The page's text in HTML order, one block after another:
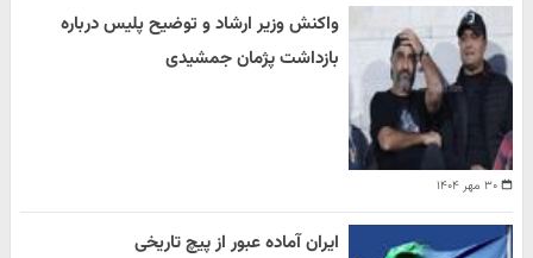
۳۰ مهر ۱۴۰۴
واکنش وزیر ارشاد و توضیح پلیس درباره
بازداشت پژمان جمشیدی
ایران آماده عبور از پیچ تاریخی